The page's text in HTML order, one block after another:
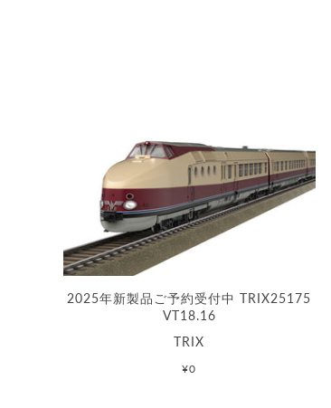
2025年新製品ご予約受付中 TRIX25175
VT18.16
TRIX
¥0